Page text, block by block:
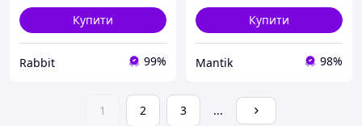
Купити
Rabbit 99%
Купити
Mantik 98%
1 2 3 ...